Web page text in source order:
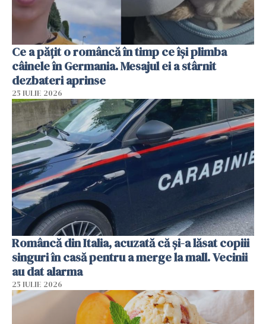
Ce a pățit o româncă în timp ce își plimba
câinele în Germania. Mesajul ei a stârnit
dezbateri aprinse
25 IULIE 2026
Româncă din Italia, acuzată că și-a lăsat copiii
singuri în casă pentru a merge la mall. Vecinii
au dat alarma
25 IULIE 2026